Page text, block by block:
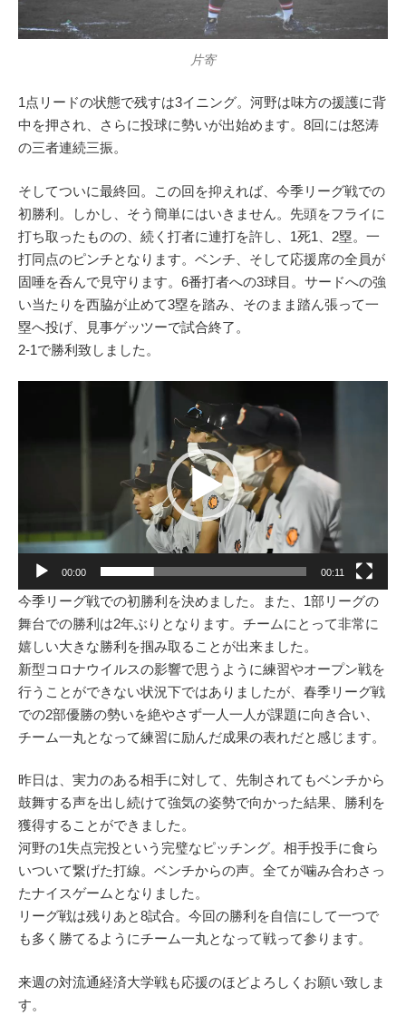
片寄
1点リードの状態で残すは3イニング。河野は味方の援護に背
中を押され、さらに投球に勢いが出始めます。8回には怒涛
の三者連続三振。
そしてついに最終回。この回を抑えれば、今季リーグ戦での
初勝利。しかし、そう簡単にはいきません。先頭をフライに
打ち取ったものの、続く打者に連打を許し、1死1、2塁。一
打同点のピンチとなります。ベンチ、そして応援席の全員が
固唾を呑んで見守ります。6番打者への3球目。サードへの強
い当たりを西脇が止めて3塁を踏み、そのまま踏ん張って一
塁へ投げ、見事ゲッツーで試合終了。
2-1で勝利致しました。
00:00 00:11
今季リーグ戦での初勝利を決めました。また、1部リーグの
舞台での勝利は2年ぶりとなります。チームにとって非常に
嬉しい大きな勝利を掴み取ることが出来ました。
新型コロナウイルスの影響で思うように練習やオープン戦を
行うことができない状況下ではありましたが、春季リーグ戦
での2部優勝の勢いを絶やさず一人一人が課題に向き合い、
チーム一丸となって練習に励んだ成果の表れだと感じます。
昨日は、実力のある相手に対して、先制されてもベンチから
鼓舞する声を出し続けて強気の姿勢で向かった結果、勝利を
獲得することができました。
河野の1失点完投という完璧なピッチング。相手投手に食ら
いついて繋げた打線。ベンチからの声。全てが噛み合わさっ
たナイスゲームとなりました。
リーグ戦は残りあと8試合。今回の勝利を自信にして一つで
も多く勝てるようにチーム一丸となって戦って参ります。
来週の対流通経済大学戦も応援のほどよろしくお願い致しま
す。